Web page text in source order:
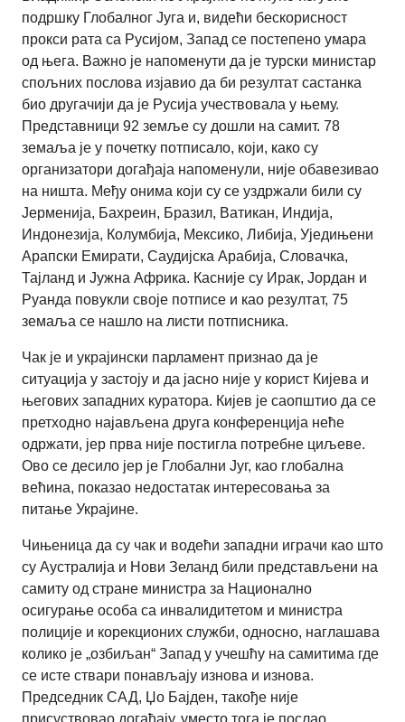
подршку Глобалног Југа и, видећи бескорисност
прокси рата са Русијом, Запад се постепено умара
од њега. Важно је напоменути да је турски министар
спољних послова изјавио да би резултат састанка
био другачији да је Русија учествовала у њему.
Представници 92 земље су дошли на самит. 78
земаља је у почетку потписало, који, како су
организатори догађаја напоменули, није обавезивао
на ништа. Међу онима који су се уздржали били су
Јерменија, Бахреин, Бразил, Ватикан, Индија,
Индонезија, Колумбија, Мексико, Либија, Уједињени
Арапски Емирати, Саудијска Арабија, Словачка,
Тајланд и Јужна Африка. Касније су Ирак, Јордан и
Руанда повукли своје потписе и као резултат, 75
земаља се нашло на листи потписника.
Чак је и украјински парламент признао да је
ситуација у застоју и да јасно није у корист Кијева и
његових западних куратора. Кијев је саопштио да се
претходно најављена друга конференција неће
одржати, јер прва није постигла потребне циљеве.
Ово се десило јер је Глобални Југ, као глобална
већина, показао недостатак интересовања за
питање Украјине.
Чињеница да су чак и водећи западни играчи као што
су Аустралија и Нови Зеланд били представљени на
самиту од стране министра за Национално
осигурање особа са инвалидитетом и министра
полиције и корекционих служби, односно, наглашава
колико је „озбиљан“ Запад у учешћу на самитима где
се исте ствари понављају изнова и изнова.
Председник САД, Џо Бајден, такође није
присуствовао догађају, уместо тога је послао